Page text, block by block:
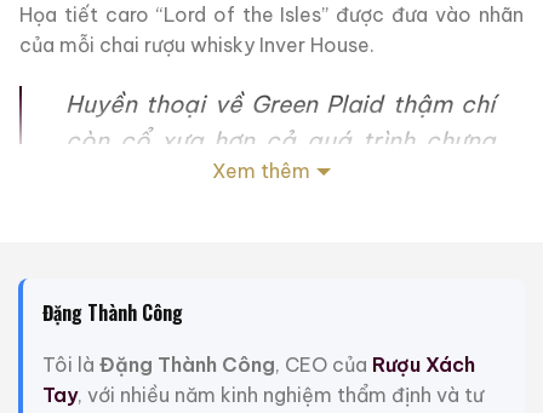
Họa tiết caro “Lord of the Isles” được đưa vào nhãn
của mỗi chai rượu whisky Inver House.
Huyền thoại về Green Plaid thậm chí
còn cổ xưa hơn cả quá trình chưng
cất rượu Scotch Whisky.
tiếng. Người ta cho rằng Green Plaid
đã được Lord of the Isles đầu tiên,
một chiến binh Viking thế kỷ 12 tên là
Xem thêm
Đặng Thành Công
Tôi là Đặng Thành Công, CEO của Rượu Xách
Tay, với nhiều năm kinh nghiệm thẩm định và tư